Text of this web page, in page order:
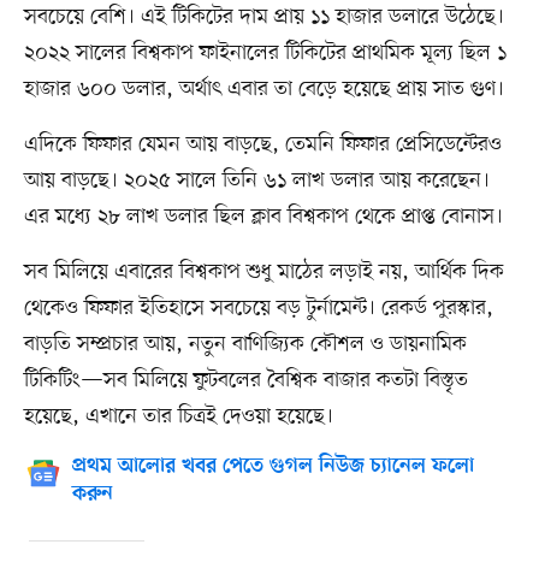
সবচেয়ে বেশি। এই টিকিটের দাম প্রায় ১১ হাজার ডলারে উঠেছে।
২০২২ সালের বিশ্বকাপ ফাইনালের টিকিটের প্রাথমিক মূল্য ছিল ১
হাজার ৬০০ ডলার, অর্থাৎ এবার তা বেড়ে হয়েছে প্রায় সাত গুণ।
এদিকে ফিফার যেমন আয় বাড়ছে, তেমনি ফিফার প্রেসিডেন্টেরও
আয় বাড়ছে। ২০২৫ সালে তিনি ৬১ লাখ ডলার আয় করেছেন।
এর মধ্যে ২৮ লাখ ডলার ছিল ক্লাব বিশ্বকাপ থেকে প্রাপ্ত বোনাস।
সব মিলিয়ে এবারের বিশ্বকাপ শুধু মাঠের লড়াই নয়, আর্থিক দিক
থেকেও ফিফার ইতিহাসে সবচেয়ে বড় টুর্নামেন্ট। রেকর্ড পুরস্কার,
বাড়তি সম্প্রচার আয়, নতুন বাণিজ্যিক কৌশল ও ডায়নামিক
টিকিটিং—সব মিলিয়ে ফুটবলের বৈশ্বিক বাজার কতটা বিস্তৃত
হয়েছে, এখানে তার চিত্রই দেওয়া হয়েছে।
প্রথম আলোর খবর পেতে গুগল নিউজ চ্যানেল ফলো
করুন